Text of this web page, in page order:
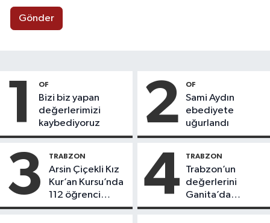
Gönder
1 OF
Bizi biz yapan
değerlerimizi
kaybediyoruz
2 OF
Sami Aydın
ebediyete
uğurlandı
3 TRABZON
Arsin Çiçekli Kız
Kur’an Kursu’nda
112 öğrenci
icazet aldı
4 TRABZON
Trabzon’un
değerlerini
Ganita’da
yaşatıyoruz